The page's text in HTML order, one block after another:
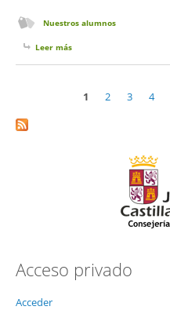
Nuestros alumnos
Leer más
1 2 3 4
Acceso privado
Acceder